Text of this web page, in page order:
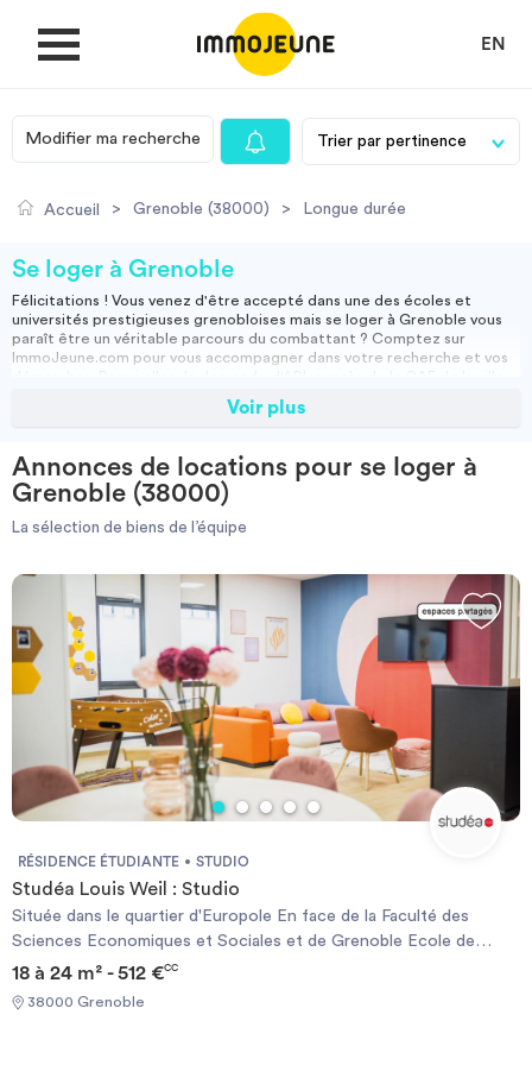
EN
MON COMPTE
Je cherche un logement
Villes
Blog
Modifier ma recherche
Accueil > Grenoble (38000) > Longue durée
Se loger à Grenoble
Félicitations ! Vous venez d'être accepté dans une des écoles et
universités prestigieuses grenobloises mais se loger à Grenoble vous
paraît être un véritable parcours du combattant ? Comptez sur
ImmoJeune.com pour vous accompagner dans votre recherche et vos
. Ainsi, vous allez pouvoir vous imaginer très
appartement en résidence étudiante à Grenoble
N'hésitez plus, et rendez-vous sur ImmoJeune !
Voir plus
Annonces de locations pour se loger à
Grenoble (38000)
La sélection de biens de l’équipe
RÉSIDENCE ÉTUDIANTE STUDIO
Studéa Louis Weil : Studio
Située dans le quartier d'Europole En face de la Faculté des
Sciences Economiques et Sociales et de Grenoble Ecole de
Management A quelques minutes à pieds du Tram B A proximité
de la Gare de Grenoble Commerces alimentaire à proximité LES +
STUDÉA* : SÉRÉNITÉ : Résidence sécurisée (vidéosurveillance,
18 à 24 m² - 512 €CC
38000 Grenoble